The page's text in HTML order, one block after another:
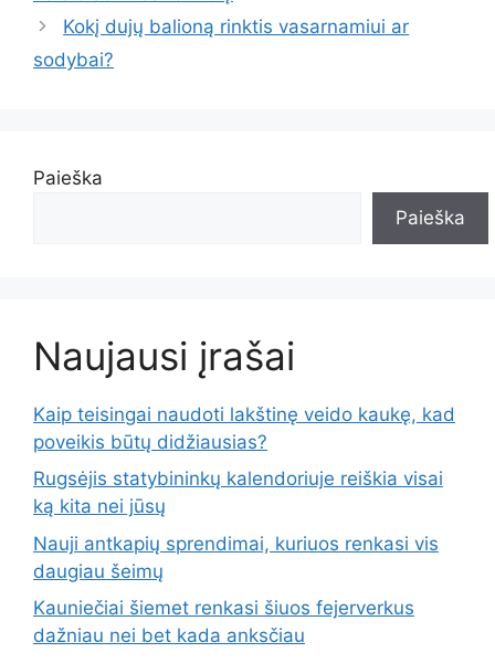
Kokį dujų balioną rinktis vasarnamiui ar
sodybai?
Paieška
Paieška
Naujausi įrašai
Kaip teisingai naudoti lakštinę veido kaukę, kad
poveikis būtų didžiausias?
Rugsėjis statybininkų kalendoriuje reiškia visai
ką kita nei jūsų
Nauji antkapių sprendimai, kuriuos renkasi vis
daugiau šeimų
Kauniečiai šiemet renkasi šiuos fejerverkus
dažniau nei bet kada anksčiau